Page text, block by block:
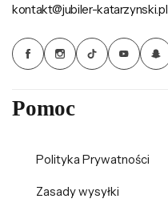
kontakt@jubiler-katarzynski.pl
Pomoc
Polityka Prywatności
Zasady wysyłki